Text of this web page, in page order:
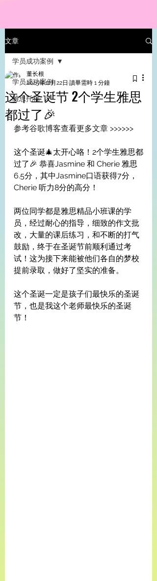
文章
学员成功案例
雅思托福
学员成功案例
这个圣诞节 2个学生雅思
都过了🎉
董长根
2025年12月22日 讀畢需時 1 分鐘
参考谷歌博客查看更多文章 >>>>>>
这个圣诞🎄太开心咯！2个学生雅思都
过了🎉 恭喜Jasmine 和 Cherie 雅思
6.5分，其中Jasmine口语获得7分，
Cherie 听力8分的高分！
两位同学都是雅思精品小班课的学
员，经过耐心的指导，细致的作文批
改，大量的课后练习，和不断的打气
鼓励，终于在圣诞节前顺利通过考
试！这为接下来能被他们各自的梦校
提前录取，做好了坚实的准备。
这个圣诞一定是孩子们最快乐的圣诞
节，也是我这个老师最快乐的圣诞
节！